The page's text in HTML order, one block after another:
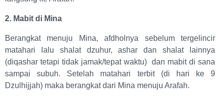
2. Mabit di Mina
Berangkat menuju Mina, afdholnya sebelum tergelincir
matahari lalu shalat dzuhur, ashar dan shalat lainnya
(diqashar tetapi tidak jamak/tepat waktu) dan mabit di sana
sampai subuh. Setelah matahari terbit (di hari ke 9
Dzulhijjah) maka berangkat dari Mina menuju Arafah.